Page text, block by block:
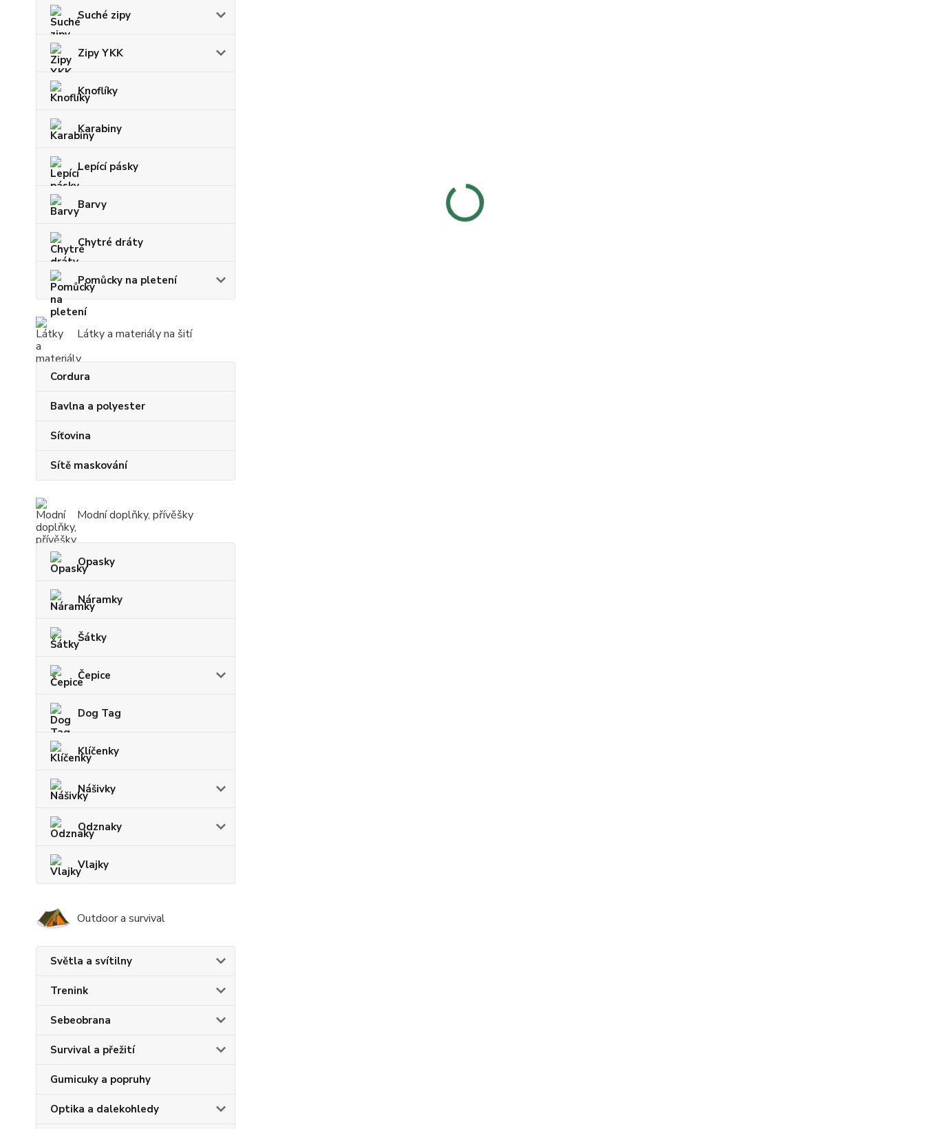
Suché zipy
Zipy YKK
Knoflíky
Karabiny
Lepící pásky
Barvy
Chytré dráty
Pomůcky na pletení
Látky a materiály na šití
Cordura
Bavlna a polyester
Síťovina
Sítě maskování
Modní doplňky, přívěšky
Opasky
Náramky
Šátky
Čepice
Dog Tag
Klíčenky
Nášivky
Odznaky
Vlajky
Outdoor a survival
Světla a svítilny
Trenink
Sebeobrana
Survival a přežití
Gumicuky a popruhy
Optika a dalekohledy